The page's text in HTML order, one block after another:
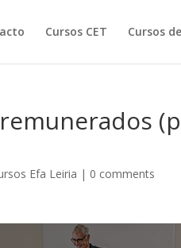
Cursos CET Cursos
remunerados
Efa Leiria | 0 comments